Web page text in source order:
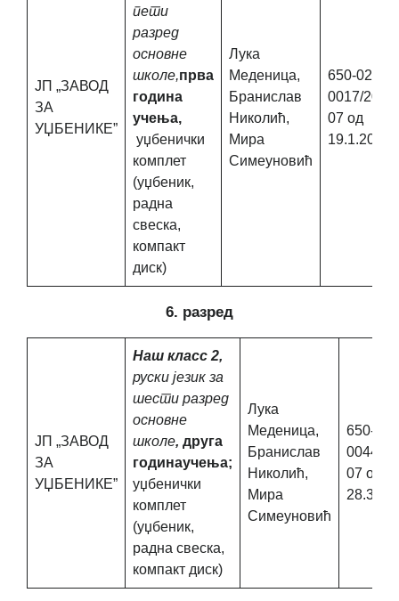
ЈП „ЗАВОД
ЗА
УЏБЕНИКЕ”
пети
разред
основне
школе,прва
година
учења,
уџбенички
комплет
(уџбеник,
радна
свеска,
компакт
диск)
Лука
Меденица,
Бранислав
Николић,
Мира
Симеуновић
650-02-
0017/2017-
07 од
19.1.2018.
6. разред
ЈП „ЗАВОД
ЗА
УЏБЕНИКЕ”
Наш класс 2,
руски језик за
шести разред
основне
школе, друга
годинаучења;
уџбенички
комплет
(уџбеник,
радна свеска,
компакт диск)
Лука
Меденица,
Бранислав
Николић,
Мира
Симеуновић
650-02-
00449/
07 од